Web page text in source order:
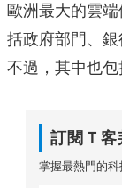
歐洲最大的雲
括政府部門、銀
不過，其中也包
訂閱Ｔ客
掌握最熱門的科